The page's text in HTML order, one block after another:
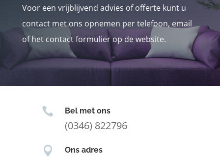
Voor een vrijblijvend advies of offerte kunt u
contact met ons opnemen per telefoon, email
of het contact formulier op de website.
 Bel met ons
(0346) 822796
 Ons adres